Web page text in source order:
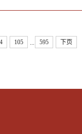
105 ... 595 下页